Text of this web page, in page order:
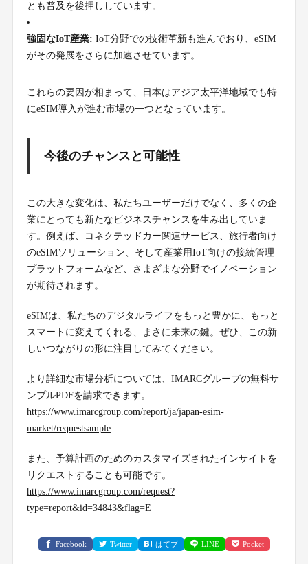
とも普及を後押ししています。
強固なIoT産業: IoT分野での技術革新も進んでおり、eSIM
がその発展をさらに加速させています。
これらの要因が相まって、日本はアジア太平洋地域でも特
にeSIM導入が進む市場の一つとなっています。
今後のチャンスと可能性
この大きな変化は、私たちユーザーだけでなく、多くの企
業にとっても新たなビジネスチャンスを生み出していま
す。例えば、コネクテッドカー関連サービス、旅行者向け
のeSIMソリューション、そして産業用IoT向けの接続管理
プラットフォームなど、さまざまな分野でイノベーション
が期待されます。
eSIMは、私たちのデジタルライフをもっと豊かに、もっと
スマートに変えてくれる、まさに未来の鍵。ぜひ、この新
しいつながりの形に注目してみてください。
より詳細な市場分析については、IMARCグループの無料サ
ンプルPDFを請求できます。
https://www.imarcgroup.com/report/ja/japan-esim-
market/requestsample
また、予算計画のためのカスタマイズされたインサイトを
リクエストすることも可能です。
https://www.imarcgroup.com/request?
type=report&id=34843&flag=E
Facebook Twitter はてブ LINE Pocket